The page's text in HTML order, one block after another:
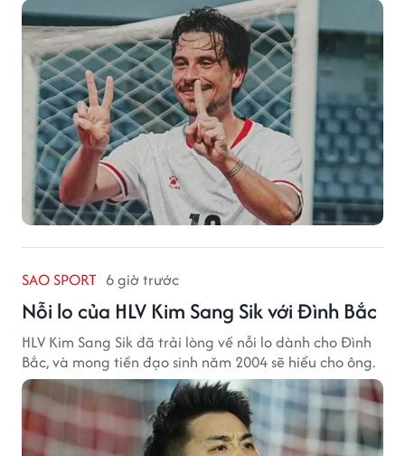
SAO SPORT 6 giờ trước
Nỗi lo của HLV Kim Sang Sik với Đình Bắc
HLV Kim Sang Sik đã trải lòng về nỗi lo dành cho Đình
Bắc, và mong tiền đạo sinh năm 2004 sẽ hiểu cho ông.